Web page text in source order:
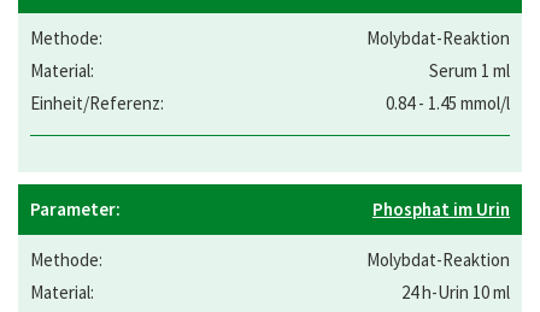
Molybdat-Reaktion
Serum 1 ml
0.84 - 1.45 mmol/l
Phosphat im Urin
Molybdat-Reaktion
24 h-Urin 10 ml